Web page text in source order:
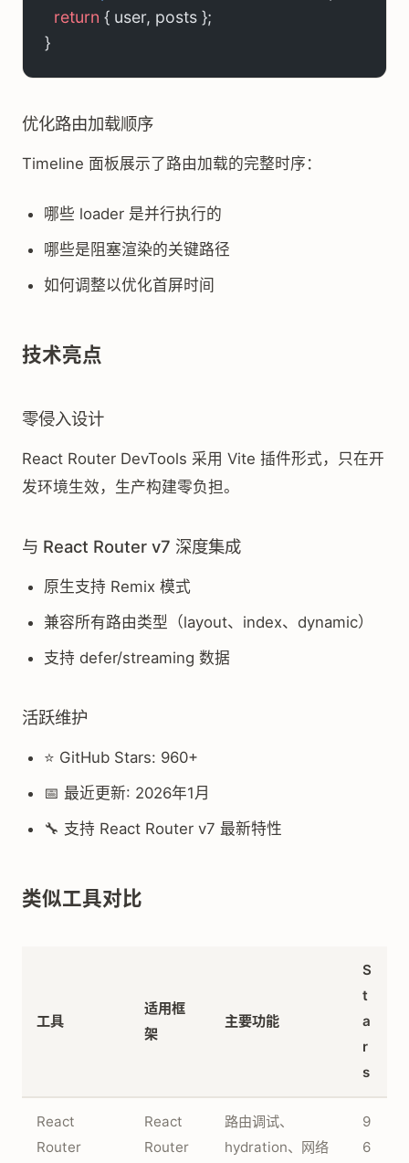
  return
{ user, posts };
}
优化路由加载顺序
Timeline 面板展示了路由加载的完整时序：
哪些 loader 是并行执行的
哪些是阻塞渲染的关键路径
如何调整以优化首屏时间
技术亮点
零侵入设计
React Router DevTools 采用 Vite 插件形式，只在开
发环境生效，生产构建零负担。
与 React Router v7 深度集成
原生支持 Remix 模式
兼容所有路由类型（layout、index、dynamic）
支持 defer/streaming 数据
活跃维护
⭐ GitHub Stars: 960+
📅 最近更新: 2026年1月
🔧 支持 React Router v7 最新特性
类似工具对比
工具
适用框
架
主要功能
S
t
a
r
s
React
Router
React
Router
路由调试、
hydration、网络
9
6